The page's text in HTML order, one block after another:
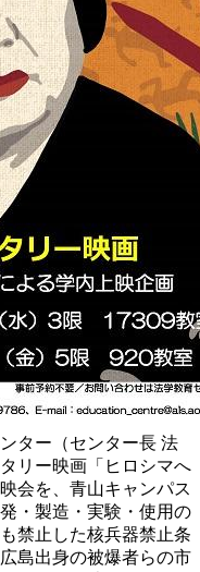
ター（センター長 法
リー映画「ヒロシマへ
会を、青山キャンパス
・製造・実験・使用の
禁止した核兵器禁止条
島出身の被爆者らの市